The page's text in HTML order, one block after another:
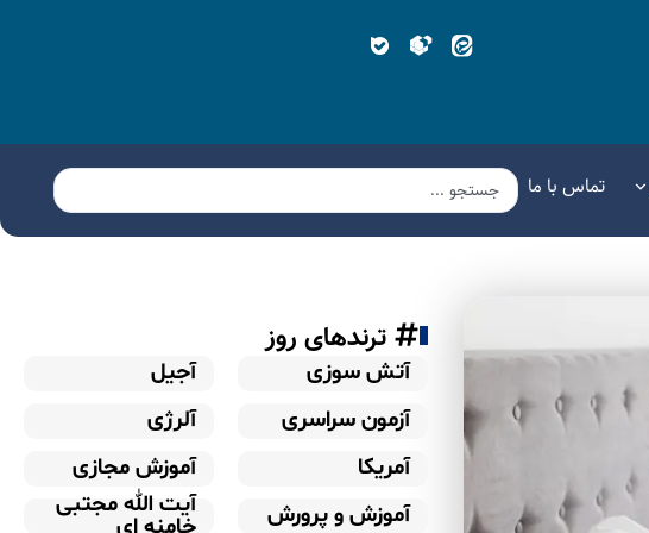
تماس با ما
ترندهای روز
آتش سوزی
آجیل
آزمون سراسری
آلرژی
آمریکا
آموزش مجازی
آموزش و پرورش
آیت الله مجتبی
خامنه ای